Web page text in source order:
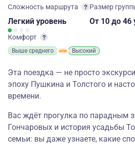
Сложность маршрута
Легкий уровень
Комфорт
Выше среднего Высокий
Размер
От 10 до 46
Эта поездка — не просто
эпоху Пушкина и Толстого и
времени.
Вас ждёт прогулка по парадным
Гончаровых и история усадьбы
семьи: вы даже узнаете, какие